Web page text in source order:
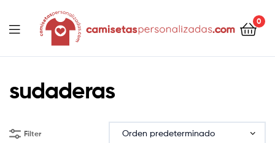
Camisetaspersonalizadas.com
0
sudaderas
Filter